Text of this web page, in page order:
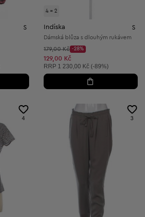
S
4 = 2
Indiska S
Dámská blůza s dlouhým rukávem
Původní cena:
179,00 Kč
Discount Price:
-28%
Snížená cena:
129,00 Kč
Doporučená cena:
RRP 1 230,00 Kč (-89%)
4 3